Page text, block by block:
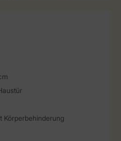
Körperbehinderung